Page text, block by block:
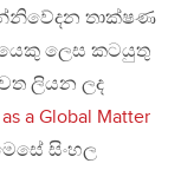
තාක්ෂණ
ලෙස කටයුතු
ලියන ලද
a Global Matter
සිංහල